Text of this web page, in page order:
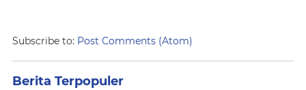
Subscribe to: Post Comments (Atom)
Berita Terpopuler